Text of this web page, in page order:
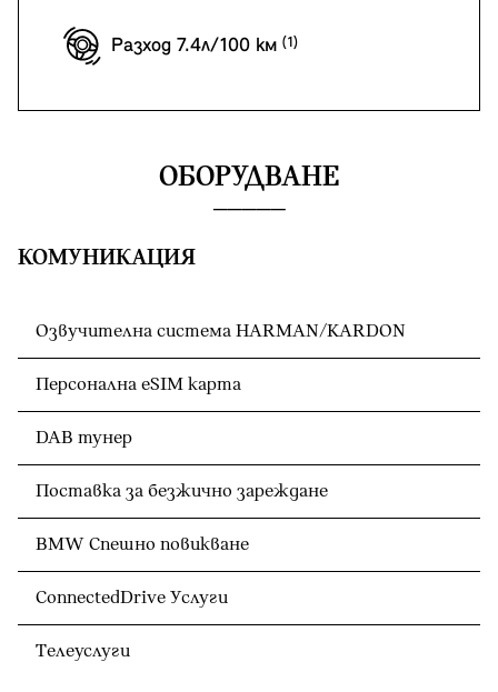
Разход 7.4л/100 км
ОБОРУДВАНЕ
КОМУНИКАЦИЯ
Озвучителна система HARMAN/KARDON
Персонална eSIM карта
DAB тунер
Поставка за безжично зареждане
BMW Спешно повикване
ConnectedDrive Услуги
Телеуслуги